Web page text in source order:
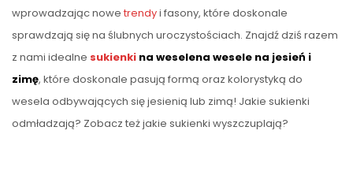
wprowadzając nowe trendyi fasony, które doskonale
sprawdzają się na ślubnych uroczystościach. Znajdź dziś razem
z nami idealne sukienki na weselena wesele na jesień i
zimę, które doskonale pasują formą oraz kolorystyką do
wesela odbywających się jesienią lub zimą! Jakie sukienki
odmładzają? Zobacz też jakie sukienki wyszczuplają?